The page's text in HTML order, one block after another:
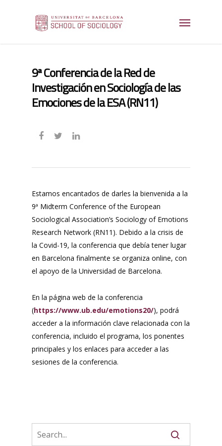
9ª Conferencia de la Red de
Investigación en Sociología de las
Emociones de la ESA (RN11)
Estamos encantados de darles la bienvenida a la
9ª Midterm Conference of the European
Sociological Association’s Sociology of Emotions
Research Network (RN11). Debido a la crisis de
la Covid-19, la conferencia que debía tener lugar
en Barcelona finalmente se organiza online, con
el apoyo de la Universidad de Barcelona.
En la página web de la conferencia
(https://www.ub.edu/emotions20/), podrá
acceder a la información clave relacionada con la
conferencia, incluido el programa, los ponentes
principales y los enlaces para acceder a las
sesiones de la conferencia.